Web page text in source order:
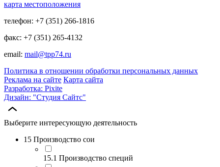
карта местоположения
телефон: +7 (351) 266-1816
факс: +7 (351) 265-4132
email: mail@tpp74.ru
Политика в отношении обработки персональных данных
Реклама на сайте Карта сайта
Разработка: Pixite
Дизайн: "Студия Сайтс"
Выберите интересующую деятельность
15 Производство сои
15.1 Производство специй